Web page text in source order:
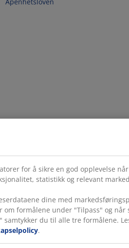
for å sikre en god opplevelse
statistikk og relevant
dine med
om formålene under "Tilpass" og når
samtykker du til alle tre formålene.
.